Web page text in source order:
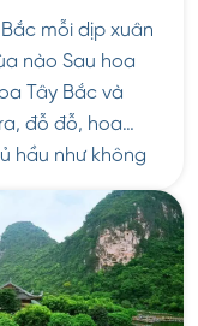
mỗi dịp xuân
nào Sau hoa
Tây Bắc và
đỗ đỗ, hoa
hầu như không